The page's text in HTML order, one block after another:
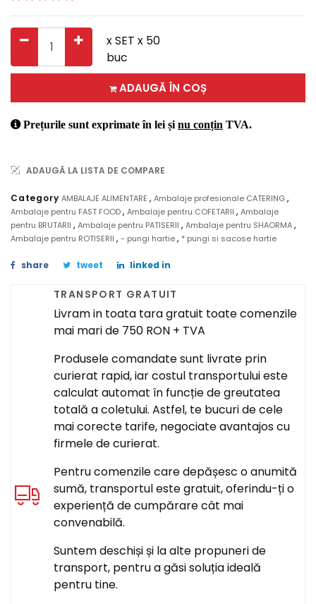
x SET x 50
buc
ADAUGĂ ÎN COȘ
Prețurile sunt exprimate în lei și nu conțin TVA.
ADAUGĂ LA LISTA DE COMPARE
CategoryAMBALAJE ALIMENTARE,Ambalaje profesionale CATERING,
Ambalaje pentru FAST FOOD, Ambalaje pentru COFETARII , Ambalaje
pentru BRUTARII , Ambalaje pentru PATISERII , Ambalaje pentru SHAORMA,
Ambalaje pentru ROTISERII , - pungi hartie, * pungi si sacose hartie
share tweet linked in
TRANSPORT GRATUIT
Livram in toata tara gratuit toate comenzile
mai mari de 750 RON + TVA
Produsele comandate sunt livrate prin
curierat rapid, iar costul transportului este
calculat automat în funcție de greutatea
totală a coletului. Astfel, te bucuri de cele
mai corecte tarife, negociate avantajos cu
firmele de curierat.
Pentru comenzile care depășesc o anumită
sumă, transportul este gratuit, oferindu-ți o
experiență de cumpărare cât mai
convenabilă.
Suntem deschiși și la alte propuneri de
transport, pentru a găsi soluția ideală
pentru tine.